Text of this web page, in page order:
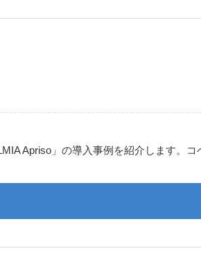
Apriso」の導入事例を紹介します。